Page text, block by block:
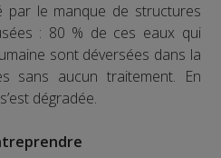
par le manque de structures
: 80 % de ces eaux qui
sont déversées dans la
sans aucun traitement. En
dégradée.